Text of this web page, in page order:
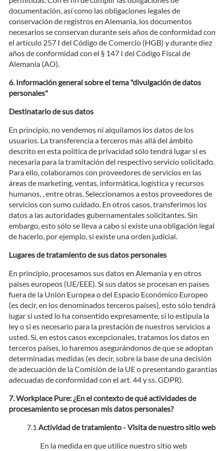
documentación, así como las obligaciones legales de
conservación de registros en Alemania, los documentos
necesarios se conservan durante seis años de conformidad con
el artículo 257 I del Código de Comercio (HGB) y durante diez
años de conformidad con el § 147 I del Código Fiscal de
Alemania (AO).
Información general sobre el tema "divulgación de datos
personales"
Destinatario de sus datos
En principio, no vendemos ni alquilamos los datos de los
usuarios. La transferencia a terceros más allá del ámbito
descrito en esta política de privacidad sólo tendrá lugar si es
necesaria para la tramitación del respectivo servicio solicitado.
Para ello, colaboramos con proveedores de servicios en las
áreas de marketing, ventas, informática, logística y recursos
humanos, , entre otras. Seleccionamos a estos proveedores de
servicios con sumo cuidado. En otros casos, transferimos los
datos a las autoridades gubernamentales solicitantes. Sin
embargo, esto sólo se lleva a cabo si existe una obligación legal
de hacerlo, por ejemplo, si existe una orden judicial.
Lugares de tratamiento de sus datos personales
En principio, procesamos sus datos en Alemania y en otros
países europeos (UE/EEE). Si sus datos se procesan en países
fuera de la Unión Europea o del Espacio Económico Europeo
(es decir, en los denominados terceros países), esto sólo tendrá
lugar si usted lo ha consentido expresamente, si lo estipula la
ley o si es necesario para la prestación de nuestros servicios a
usted. Si, en estos casos excepcionales, tratamos los datos en
terceros países, lo haremos asegurándonos de que se adoptan
determinadas medidas (es decir, sobre la base de una decisión
de adecuación de la Comisión de la UE o presentando garantías
adecuadas de conformidad con el art. 44 y ss. GDPR).
Workplace Pure: ¿En el contexto de qué actividades de
procesamiento se procesan mis datos personales?
Actividad de tratamiento - Visita de nuestro sitio web
En la medida en que utilice nuestro sitio web